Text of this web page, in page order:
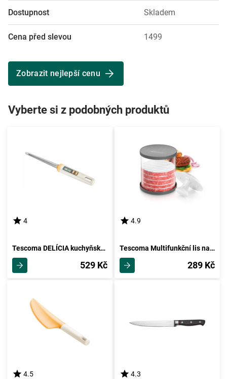
Dostupnost Skladem
Cena před slevou 1499
Zobrazit nejlepší cenu
Vyberte si z podobných produktů
4
Tescoma DELÍCIA kuchyňský digitální teploměr
529 Kč
4.9
Tescoma Multifunkční lis na hamburgery GrandCHEF
289 Kč
4.5 4.3